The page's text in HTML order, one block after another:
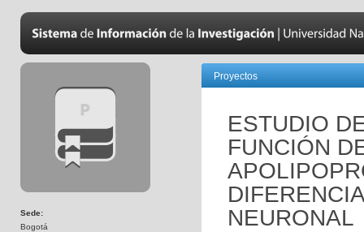
Sede:
Bogotá
Proyectos
ESTUDIO
FUNCIÓN
NEURONAL